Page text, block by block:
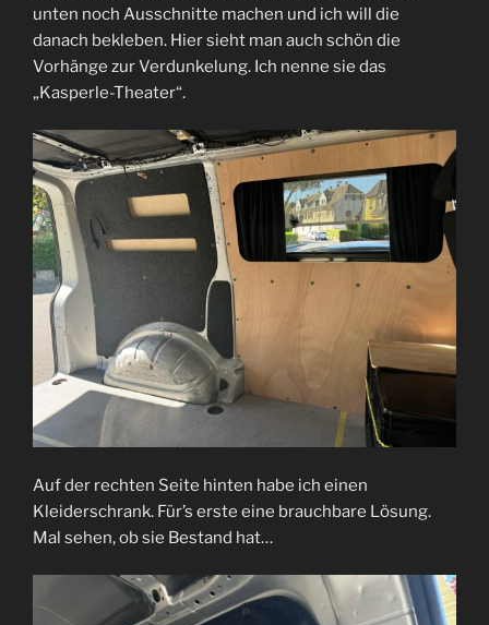
unten noch Ausschnitte machen und ich will die
danach bekleben. Hier sieht man auch schön die
Vorhänge zur Verdunkelung. Ich nenne sie das
„Kasperle-Theater“.
Auf der rechten Seite hinten habe ich einen
Kleiderschrank. Für’s erste eine brauchbare Lösung.
Mal sehen, ob sie Bestand hat…